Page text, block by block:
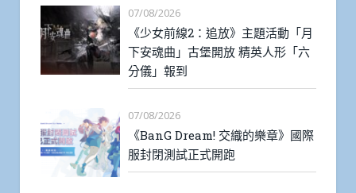
07/08/2026
《少女前線2：追放》主題活動「月
下安魂曲」古堡開放 精英人形「六
分儀」報到
07/08/2026
《BanG Dream! 交織的樂章》國際
服封閉測試正式開跑